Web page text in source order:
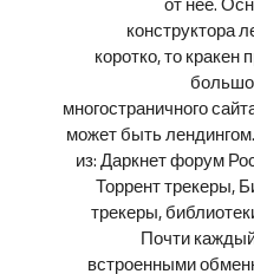
конструктора
коротко, то
многостраничного
может быть
из: Даркнет форум
Торрент трекеры,
трекеры,
Почти
встроенными